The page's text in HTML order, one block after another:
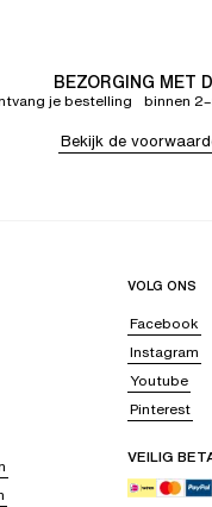
BEZORGING MET
je bestelling binnen
Bekijk de
VOLG ONS
Facebook
Instagram
Youtube
Pinterest
VEILIG